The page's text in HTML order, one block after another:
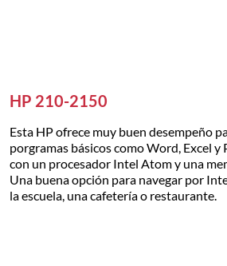
HP 210-2150
Esta HP ofrece muy buen desempeño
porgramas básicos como Word, Excel
con un procesador Intel Atom y una
Una buena opción para navegar por
la escuela, una cafetería o restaurante.